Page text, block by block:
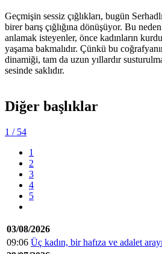
Geçmişin sessiz çığlıkları, bugün
birer barış çığlığına dönüşüyor. Bu
anlamak isteyenler, önce kadınların
yaşama bakmalıdır. Çünkü bu
dinamiği, tam da uzun yıllardır
sesinde saklıdır.
Diğer başlıklar
1 / 54
1
2
3
4
5
03/08/2026
09:06 Üç kadın, bir hafıza ve adalet